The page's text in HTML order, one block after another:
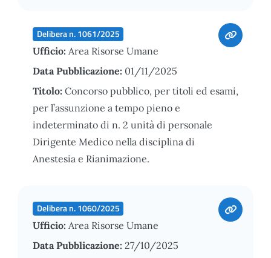
Delibera n. 1061/2025
Ufficio: Area Risorse Umane
Data Pubblicazione: 01/11/2025
Titolo: Concorso pubblico, per titoli ed esami,
per l’assunzione a tempo pieno e
indeterminato di n. 2 unità di personale
Dirigente Medico nella disciplina di
Anestesia e Rianimazione.
Delibera n. 1060/2025
Ufficio: Area Risorse Umane
Data Pubblicazione: 27/10/2025